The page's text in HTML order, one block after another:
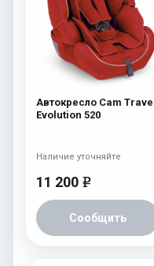
Автокресло Cam Travel
Evolution 520
11 200 e
Сообщить
Наличие уточняйте